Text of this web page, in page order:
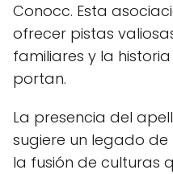
Conocc. Esta
ofrecer pistas
familiares y la
portan.
La presencia del
sugiere un legado
la fusión de culturas